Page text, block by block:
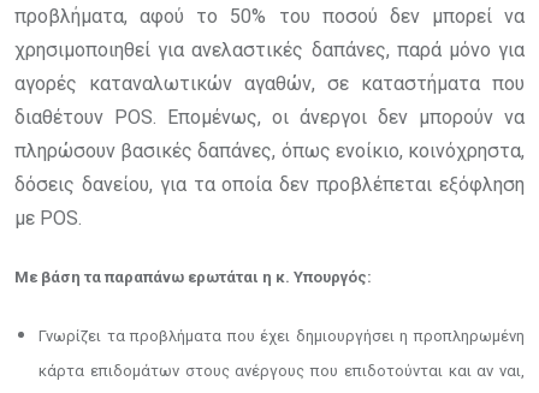
προβλήματα, αφού το 50% του ποσού δεν μπορεί να
χρησιμοποιηθεί για ανελαστικές δαπάνες, παρά μόνο για
αγορές καταναλωτικών αγαθών, σε καταστήματα που
διαθέτουν POS. Επομένως, οι άνεργοι δεν μπορούν να
πληρώσουν βασικές δαπάνες, όπως ενοίκιο, κοινόχρηστα,
δόσεις δανείου, για τα οποία δεν προβλέπεται εξόφληση
με POS.
Με βάση τα παραπάνω ερωτάται η κ. Υπουργός:
Γνωρίζει τα προβλήματα που έχει δημιουργήσει η προπληρωμένη
κάρτα επιδομάτων στους ανέργους που επιδοτούνται και αν ναι,